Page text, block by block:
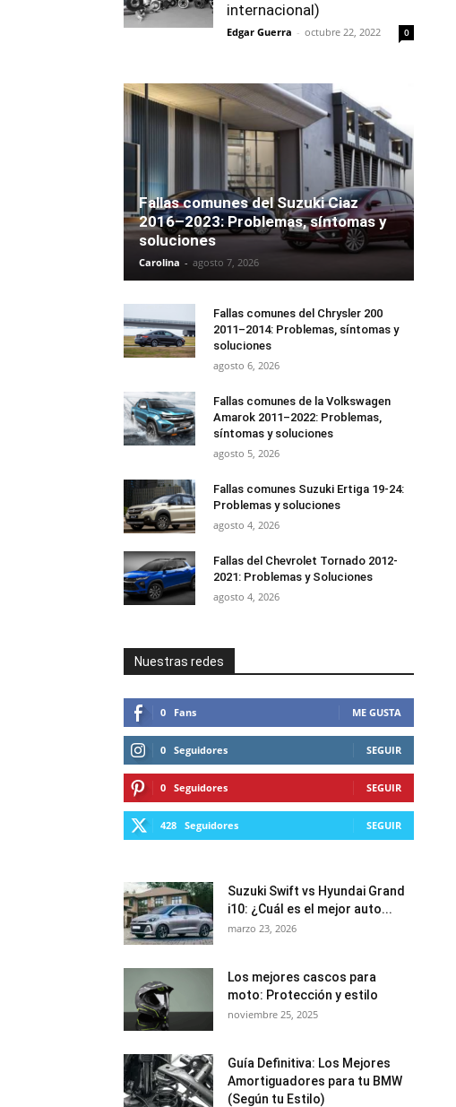
internacional)
Edgar Guerra - octubre 22, 2022 0
Fallas comunes del Suzuki Ciaz
2016–2023: Problemas, síntomas y
soluciones
Carolina - agosto 7, 2026
Fallas comunes del Chrysler 200
2011–2014: Problemas, síntomas y
soluciones
agosto 6, 2026
Fallas comunes de la Volkswagen
Amarok 2011–2022: Problemas,
síntomas y soluciones
agosto 5, 2026
Fallas comunes Suzuki Ertiga 19-24:
Problemas y soluciones
agosto 4, 2026
Fallas del Chevrolet Tornado 2012-
2021: Problemas y Soluciones
agosto 4, 2026
Nuestras redes
0 Fans ME GUSTA
0 Seguidores SEGUIR
0 Seguidores SEGUIR
428 Seguidores SEGUIR
Suzuki Swift vs Hyundai Grand
i10: ¿Cuál es el mejor auto...
marzo 23, 2026
Los mejores cascos para
moto: Protección y estilo
noviembre 25, 2025
Guía Definitiva: Los Mejores
Amortiguadores para tu BMW
(Según tu Estilo)